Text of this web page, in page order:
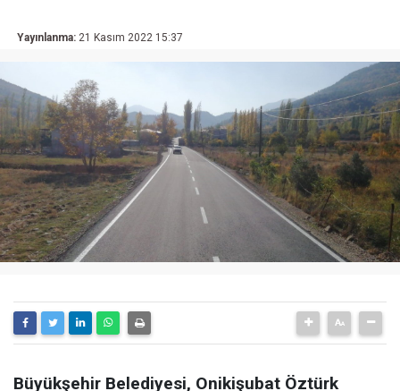
Yayınlanma: 21 Kasım 2022 15:37
Büyükşehir Belediyesi, Onikişubat Öztürk